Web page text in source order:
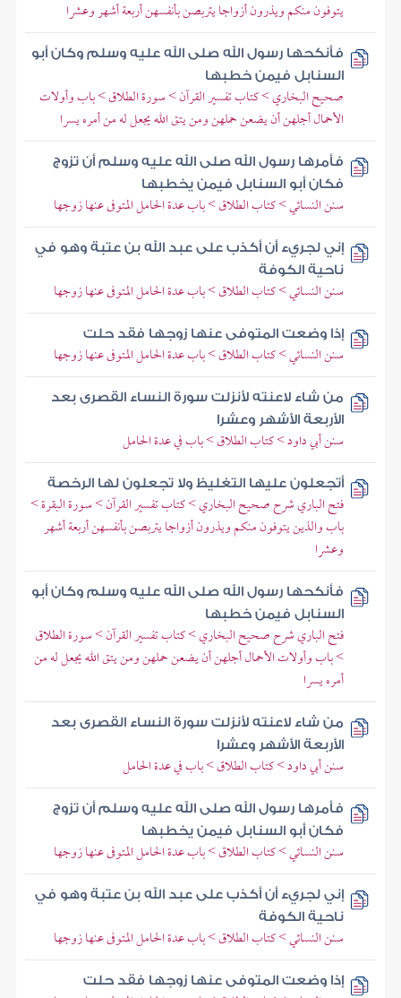
يتوفون منكم ويذرون أزواجا يتربصن بأنفسهن أربعة أشهر وعشرا
فأنكحها رسول الله صلى الله عليه وسلم وكان أبو
السنابل فيمن خطبها
صحيح البخاري > كتاب تفسير القرآن > سورة الطلاق > باب وأولات
الأحمال أجلهن أن يضعن حملهن ومن يتق الله يجعل له من أمره يسرا
فأمرها رسول الله صلى الله عليه وسلم أن تزوج
فكان أبو السنابل فيمن يخطبها
سنن النسائي > كتاب الطلاق > باب عدة الحامل المتوفى عنها زوجها
إني لجريء أن أكذب على عبد الله بن عتبة وهو في
ناحية الكوفة
سنن النسائي > كتاب الطلاق > باب عدة الحامل المتوفى عنها زوجها
إذا وضعت المتوفى عنها زوجها فقد حلت
سنن النسائي > كتاب الطلاق > باب عدة الحامل المتوفى عنها زوجها
من شاء لاعنته لأنزلت سورة النساء القصرى بعد
الأربعة الأشهر وعشرا
سنن أبي داود > كتاب الطلاق > باب في عدة الحامل
أتجعلون عليها التغليظ ولا تجعلون لها الرخصة
فتح الباري شرح صحيح البخاري > كتاب تفسير القرآن > سورة البقرة >
باب والذين يتوفون منكم ويذرون أزواجا يتربصن بأنفسهن أربعة أشهر
وعشرا
فأنكحها رسول الله صلى الله عليه وسلم وكان أبو
السنابل فيمن خطبها
فتح الباري شرح صحيح البخاري > كتاب تفسير القرآن > سورة الطلاق
> باب وأولات الأحمال أجلهن أن يضعن حملهن ومن يتق الله يجعل له من
أمره يسرا
من شاء لاعنته لأنزلت سورة النساء القصرى بعد
الأربعة الأشهر وعشرا
سنن أبي داود > كتاب الطلاق > باب في عدة الحامل
فأمرها رسول الله صلى الله عليه وسلم أن تزوج
فكان أبو السنابل فيمن يخطبها
سنن النسائي > كتاب الطلاق > باب عدة الحامل المتوفى عنها زوجها
إني لجريء أن أكذب على عبد الله بن عتبة وهو في
ناحية الكوفة
سنن النسائي > كتاب الطلاق > باب عدة الحامل المتوفى عنها زوجها
إذا وضعت المتوفى عنها زوجها فقد حلت